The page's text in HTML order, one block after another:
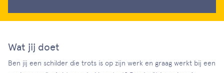
Wat jij doet
Ben jij een schilder die trots is op zijn werk en graag werkt bij een